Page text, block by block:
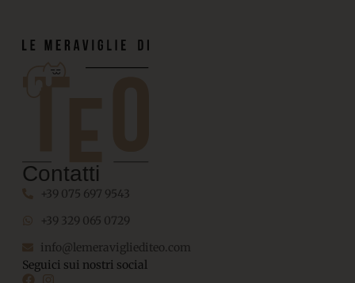
Contatti
+39 075 697 9543
+39 329 065 0729
info@lemeravigliediteo.com
Seguici sui nostri social